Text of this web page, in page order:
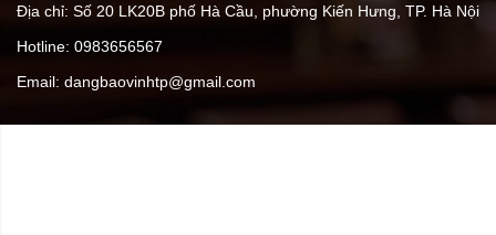
Địa chỉ: Số 20 LK20B phố Hà Cầu, phường Kiến Hưng, TP. Hà Nội
Hotline: 0983656567
Email: dangbaovinhtp@gmail.com